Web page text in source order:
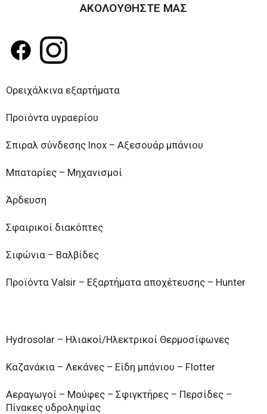
ΑΚΟΛΟΥΘΗΣΤΕ ΜΑΣ
Ορειχάλκινα εξαρτήματα
Προϊόντα υγραερίου
Σπιραλ σύνδεσης Inox – Αξεσουάρ μπάνιου
Μπαταρίες – Μηχανισμοί
Άρδευση
Σφαιρικοί διακόπτες
Σιφώνια – Βαλβίδες
Προϊόντα Valsir – Εξαρτήματα αποχέτευσης – Hunter
Hydrosolar – Ηλιακοί/Ηλεκτρικοί Θερμοσίφωνες
Καζανάκια – Λεκάνες – Είδη μπάνιου – Flotter
Αεραγωγοί – Μούφες – Σφιγκτήρες – Περσίδες –
Πίνακες υδροληψίας